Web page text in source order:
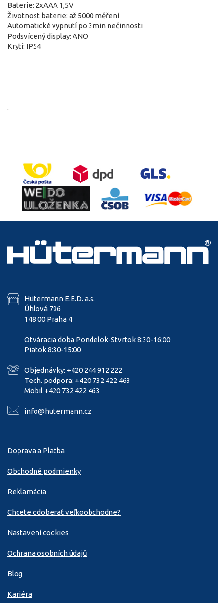
Baterie: 2xAAA 1,5V
Životnost baterie: až 5000 měření
Automatické vypnutí po 3min nečinnosti
Podsvícený display: ANO
Krytí: IP54
.
Hütermann E.E.D. a.s.
Úhlová 796
148 00 Praha 4
Otváracia doba Pondelok-Stvrtok 8:30-16:00
Piatok 8:30-15:00
Objednávky: +420 244 912 222
Tech. podpora: +420 732 422 463
Mobil +420 732 422 463
info@hutermann.cz
Doprava a Platba
Obchodné podmienky
Reklamácia
Chcete odoberať veľkoobchodne?
Nastavení cookies
Ochrana osobních údajů
Blog
Kariéra